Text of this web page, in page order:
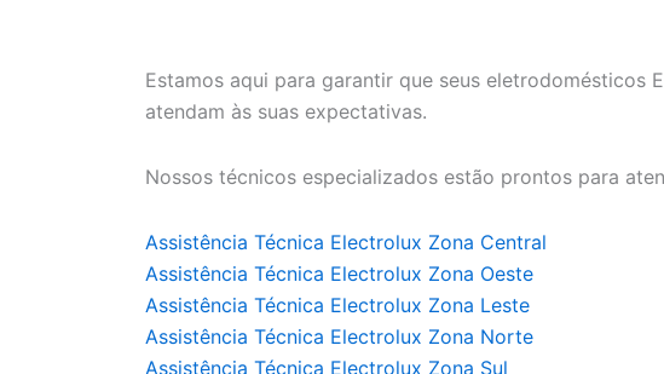
Estamos aqui para garantir que seus eletrodomésticos
atendam às suas expectativas.
Nossos técnicos especializados estão prontos para
Assistência Técnica Electrolux Zona Central
Assistência Técnica Electrolux Zona Oeste
Assistência Técnica Electrolux Zona Leste
Assistência Técnica Electrolux Zona Norte
Assistência Técnica Electrolux Zona Sul